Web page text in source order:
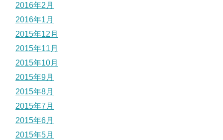
2016年2月
2016年1月
2015年12月
2015年11月
2015年10月
2015年9月
2015年8月
2015年7月
2015年6月
2015年5月